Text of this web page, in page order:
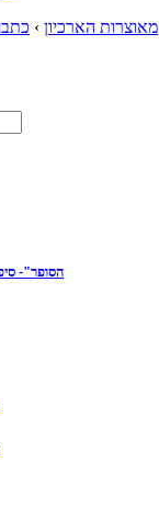
מאוצרות הארכיון ›
"הסופר"-